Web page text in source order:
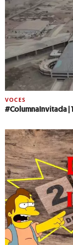
VOCES
#ColumnaInvitada |